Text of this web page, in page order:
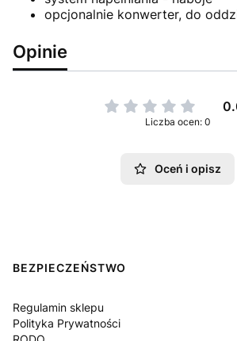
opcjonalnie konwerter, do
Opinie
Liczba ocen: 0
Oceń i opisz
Linki w stopce
BEZPIECZEŃSTWO
Regulamin sklepu
Polityka Prywatności